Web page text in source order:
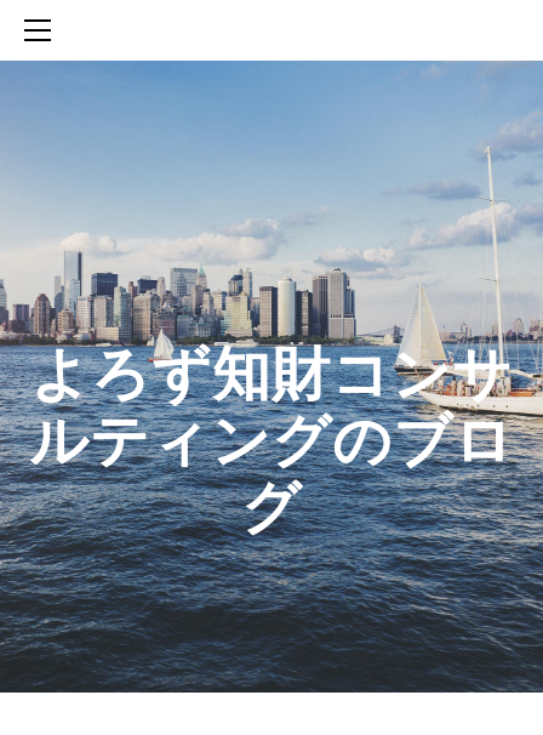
​よろず知財コンサ
ルティングのブロ
グ
SERVICES
知財活動のROICへの貢献
生成AIを活用した知財戦略の策定方法
生成AIとの「壁打ち」で、新たな発明を創出する方法